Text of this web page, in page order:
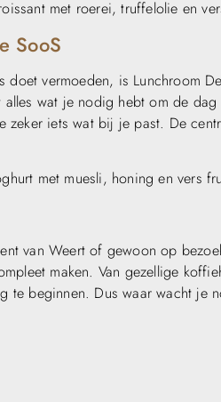
met roerei, truffelolie en
SooS
doet vermoeden, is Lunchroom
alles wat je nodig hebt om de
zeker iets wat bij je past. De
met muesli, honing en vers
van Weert of gewoon op
maken. Van gezellige
te beginnen. Dus waar wacht